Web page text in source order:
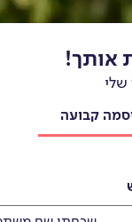
אותך!
שלי
קבועה